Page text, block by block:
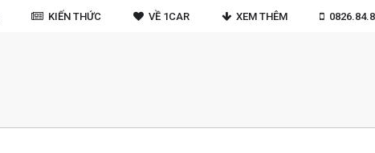
KIẾN THỨC VỀ 1CAR XEM THÊM